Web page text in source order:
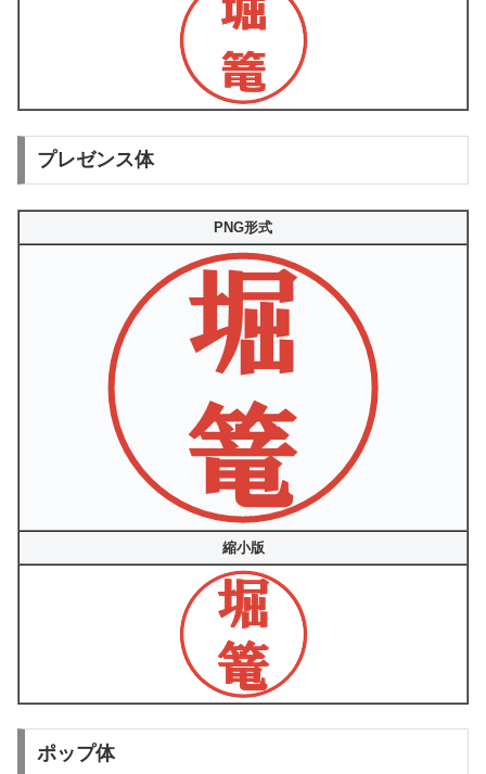
プレゼンス体
PNG形式
縮小版
ポップ体